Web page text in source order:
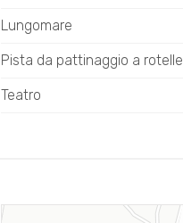
Lungomare
Pista da pattinaggio a rotelle
Teatro